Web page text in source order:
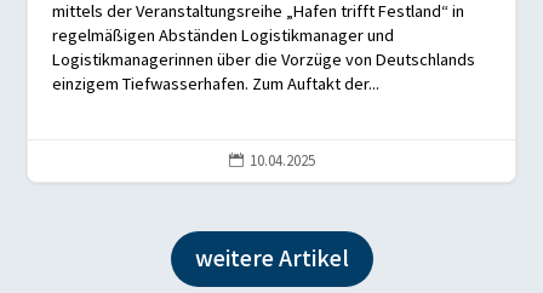
mittels der Veranstaltungsreihe „Hafen trifft Festland“ in
regelmäßigen Abständen Logistikmanager und
Logistikmanagerinnen über die Vorzüge von Deutschlands
einzigem Tiefwasserhafen. Zum Auftakt der...
 10.04.2025
weitere Artikel